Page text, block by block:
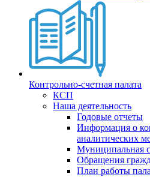
Контрольно-счетная палата
КСП
Наша деятельность
Годовые отчеты
Информация о
аналитических
Муниципальная
Обращения
План работы